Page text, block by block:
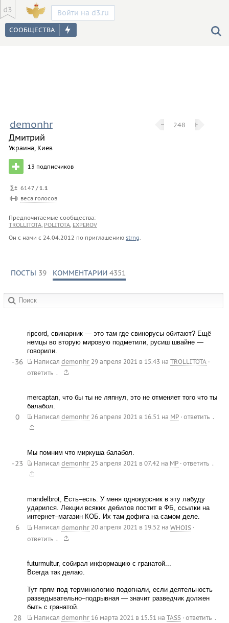
Войти на d3.ru
− 248 +
demonhr
Дмитрий
Украина, Киев
13 подписчиков
6147 / 1.1
веса голосов
Предпочитаемые сообщества:
TROLLITOTA, POLITOTA, EXPEROV
Он с нами с 24.04.2012 по приглашению strng.
ПОСТЫ 39 КОММЕНТАРИИ 4351
ripcord, свинарник — это там где свинорусы обитают? Ещё
немцы во вторую мировую подметили, русиш швайне —
говорили.
Написал demonhr 29 апреля 2021 в 15.43 на TROLLITOTA ·
ответить .
-36
mercaptan, что бы ты не ляпнул, это не отменяет того что ты
балабол.
Написал demonhr 26 апреля 2021 в 16.51 на MP · ответить .
0
Мы помним что миркуша балабол.
Написал demonhr 25 апреля 2021 в 07.42 на MP · ответить .
-23
mandelbrot, Есть–есть. У меня однокурсник в эту лабуду
ударился. Лекции всяких дебилов постит в ФБ, ссылки на
интернет–магазин КОБ. Их там дофига на самом деле.
Написал demonhr 20 апреля 2021 в 19.52 на WHOIS ·
ответить .
6
futurmultur, собирал информацию с гранатой...
Всегда так делаю.
Тут прям под терминологию подогнали, если деятельность
разведывательно–подрывная — значит разведчик должен
быть с гранатой.
Написал demonhr 16 марта 2021 в 15.51 на TASS · ответить .
28